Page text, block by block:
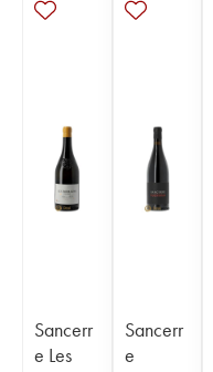
Sancerr
e Les
Sancerr
e